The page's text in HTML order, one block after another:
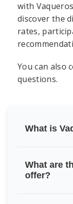
with
discover the
rates,
You can also
questions.
What is
What are
offer?